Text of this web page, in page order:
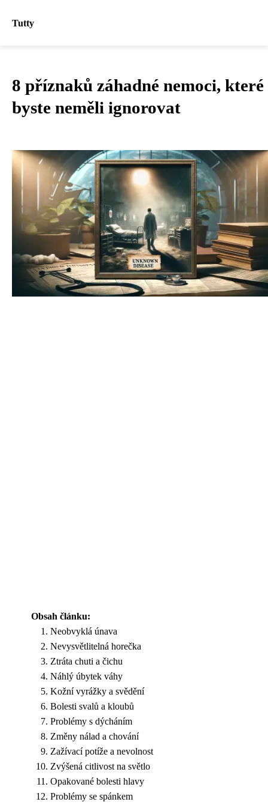
Tutty
8 příznaků záhadné nemoci, které
byste neměli ignorovat
Obsah článku:
Neobvyklá únava
Nevysvětlitelná horečka
Ztráta chuti a čichu
Náhlý úbytek váhy
Kožní vyrážky a svědění
Bolesti svalů a kloubů
Problémy s dýcháním
Změny nálad a chování
Zažívací potíže a nevolnost
Zvýšená citlivost na světlo
Opakované bolesti hlavy
Problémy se spánkem